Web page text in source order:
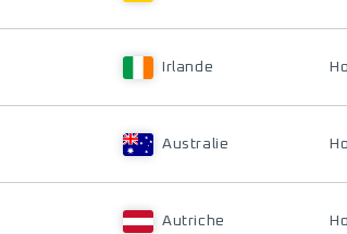
Irlande
Australie
Autriche